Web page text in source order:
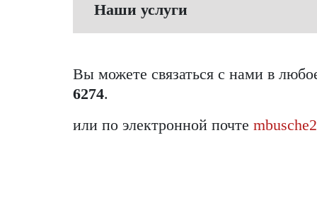
Наши услуги
Вы можете связаться с нами в
6274.
или по электронной почте